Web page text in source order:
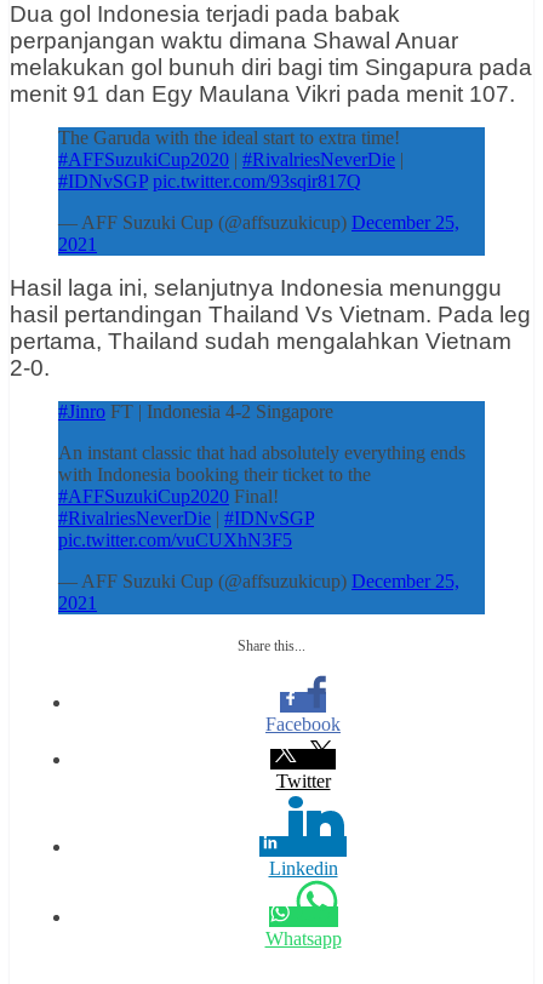
Dua gol Indonesia terjadi pada babak
perpanjangan waktu dimana Shawal Anuar
melakukan gol bunuh diri bagi tim Singapura pada
menit 91 dan Egy Maulana Vikri pada menit 107.
The Garuda with the ideal start to extra time!
#AFFSuzukiCup2020 | #RivalriesNeverDie |
#IDNvSGP pic.twitter.com/93sqir817Q
— AFF Suzuki Cup (@affsuzukicup) December 25,
2021
Hasil laga ini, selanjutnya Indonesia menunggu
hasil pertandingan Thailand Vs Vietnam. Pada leg
pertama, Thailand sudah mengalahkan Vietnam
2-0.
#Jinro FT | Indonesia 4-2 Singapore
An instant classic that had absolutely everything ends
with Indonesia booking their ticket to the
#AFFSuzukiCup2020 Final!
#RivalriesNeverDie | #IDNvSGP
pic.twitter.com/vuCUXhN3F5
— AFF Suzuki Cup (@affsuzukicup) December 25,
2021
Share this...
Facebook
Twitter
Linkedin
Whatsapp